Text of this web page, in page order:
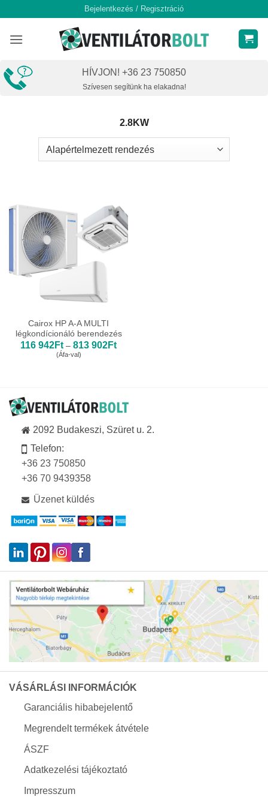
content
Bejelentkezés / Regisztráció
HÍVJON! +36 23 750850
Szívesen segítünk ha elakadna!
2.8KW
Cairox HP A-A MULTI
légkondícionáló berendezés
116 942Ft – 813 902FtÁrtartomány:
(Áfa-val)
2092 Budakeszi, Szüret u. 2.
Telefon:
+36 23 750850
+36 70 9439358
Üzenet küldés
VÁSÁRLÁSI INFORMÁCIÓK
Garanciális hibabejelentő
Megrendelt termékek átvétele
ÁSZF
Adatkezelési tájékoztató
Impresszum